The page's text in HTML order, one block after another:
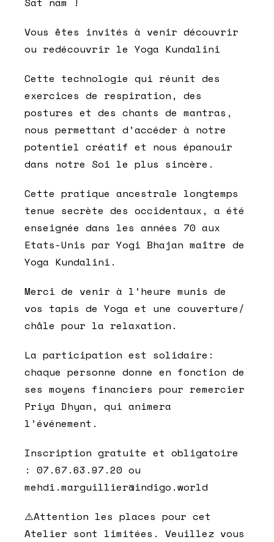
Vous êtes invités à venir découvrir
ou redécouvrir le Yoga Kundalini
Cette technologie qui réunit des
exercices de respiration, des
postures et des chants de mantras,
nous permettant d’accéder à notre
potentiel créatif et nous épanouir
dans notre Soi le plus sincère.
Cette pratique ancestrale longtemps
tenue secrète des occidentaux, a été
enseignée dans les années 70 aux
Etats-Unis par Yogi Bhajan maître de
Yoga Kundalini.
Merci de venir à l’heure munis de
vos tapis de Yoga et une couverture/
châle pour la relaxation.
La participation est solidaire:
chaque personne donne en fonction de
ses moyens financiers pour remercier
Priya Dhyan, qui animera
l’événement.
Inscription gratuite et obligatoire
: 07.67.63.97.20 ou
mehdi.marguillier@indigo.world
⚠️Attention les places pour cet
Atelier sont limitées. Veuillez vous